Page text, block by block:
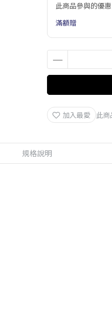
此商品參與的優
滿額贈
加入最愛 此
規格說明